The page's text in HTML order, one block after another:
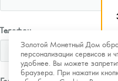
Золотой Монетный Дом
персонализации сервисов и
удобнее. Вы можете
браузера. При нажатии
Телефон